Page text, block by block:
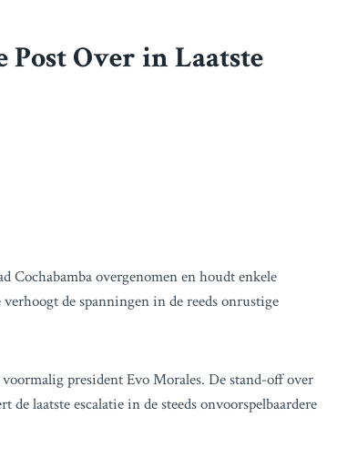
Over in Laatste
Cochabamba overgenomen en houdt enkele
de spanningen in de reeds onrustige
president Evo Morales. De stand-off over
laatste escalatie in de steeds onvoorspelbaardere